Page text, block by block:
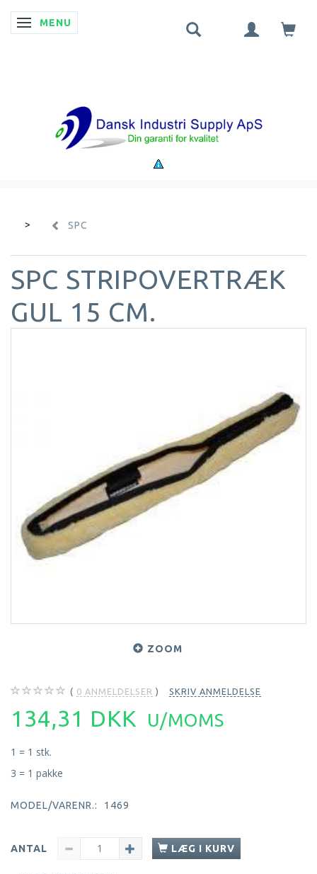
SKIFTE NAVIGATION
MENU
SPC
SPC STRIPOVERTRÆK
GUL 15 CM.
ZOOM
0 ANMELDELSER SKRIV ANMELDELSE
134,31 DKK U/MOMS
1 = 1 stk.
3 = 1 pakke
MODEL/VARENR.: 1469
ANTAL LÆG I KURV